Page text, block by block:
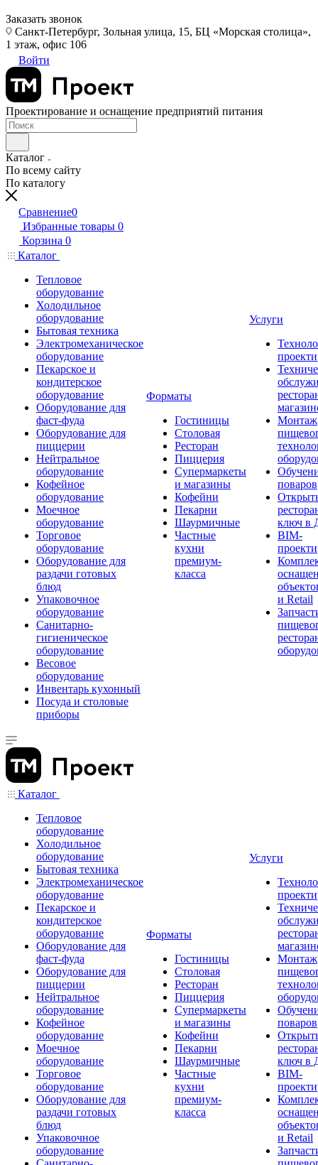
Заказать звонок
Санкт-Петербург, Зольная улица, 15, БЦ «Морская столица»,
1 этаж, офис 106
Войти
Проектирование и оснащение предприятий питания
Каталог
По всему сайту
По каталогу
Сравнение0
Избранные товары 0
Корзина 0
Каталог
Тепловое
оборудование
Холодильное
оборудование
Бытовая техника
Электромеханическое
оборудование
Пекарское и
кондитерское
оборудование
Оборудование для
фаст-фуда
Оборудование для
пиццерии
Нейтральное
оборудование
Кофейное
оборудование
Моечное
оборудование
Торговое
оборудование
Оборудование для
раздачи готовых
блюд
Упаковочное
оборудование
Санитарно-
гигиеническое
оборудование
Весовое
оборудование
Инвентарь кухонный
Посуда и столовые
приборы
Форматы
Гостиницы
Столовая
Ресторан
Пиццерия
Супермаркеты
и магазины
Кофейни
Пекарни
Шаурмичные
Частные
кухни
премиум-
класса
Услуги
Монтаж
поваров
ключ в
BIM-
и Retail
Каталог
Тепловое
оборудование
Холодильное
оборудование
Бытовая техника
Электромеханическое
оборудование
Пекарское и
кондитерское
оборудование
Оборудование для
фаст-фуда
Оборудование для
пиццерии
Нейтральное
оборудование
Кофейное
оборудование
Моечное
оборудование
Торговое
оборудование
Оборудование для
раздачи готовых
блюд
Упаковочное
оборудование
Форматы
Гостиницы
Столовая
Ресторан
Пиццерия
Супермаркеты
и магазины
Кофейни
Пекарни
Шаурмичные
Частные
кухни
премиум-
класса
Услуги
Монтаж
поваров
ключ в
BIM-
и Retail